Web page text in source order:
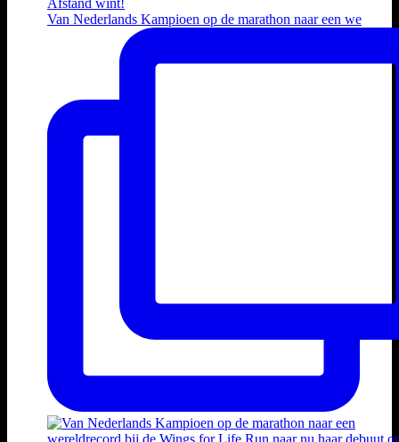
Van Nederlands Kampioen op de marathon naar een we